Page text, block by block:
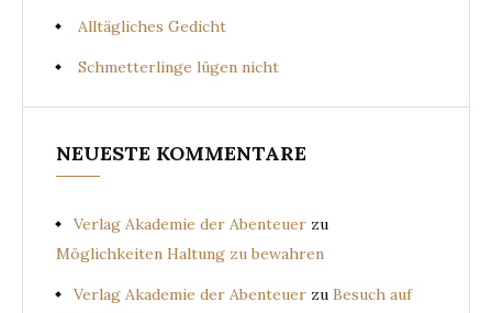
Alltägliches Gedicht
Schmetterlinge lügen nicht
NEUESTE KOMMENTARE
Verlag Akademie der Abenteuer zu
Möglichkeiten Haltung zu bewahren
Verlag Akademie der Abenteuer zu Besuch auf